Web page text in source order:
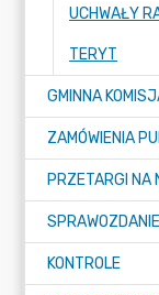
UCHWAŁY
TERYT
ZAMÓWIENIA
PRZETARGI NA
KONTROLE